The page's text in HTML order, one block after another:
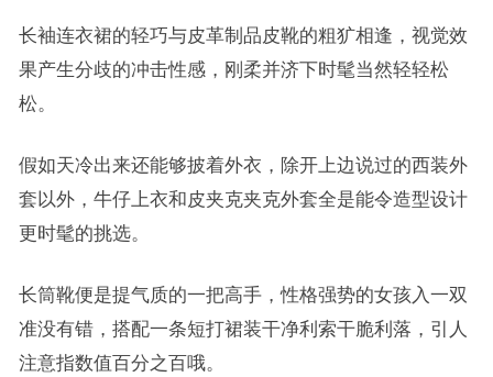
长袖连衣裙的轻巧与皮革制品皮靴的粗犷相逢，视觉效
果产生分歧的冲击性感，刚柔并济下时髦当然轻轻松
松。
假如天冷出来还能够披着外衣，除开上边说过的西装外
套以外，牛仔上衣和皮夹克夹克外套全是能令造型设计
更时髦的挑选。
长筒靴便是提气质的一把高手，性格强势的女孩入一双
准没有错，搭配一条短打裙装干净利索干脆利落，引人
注意指数值百分之百哦。